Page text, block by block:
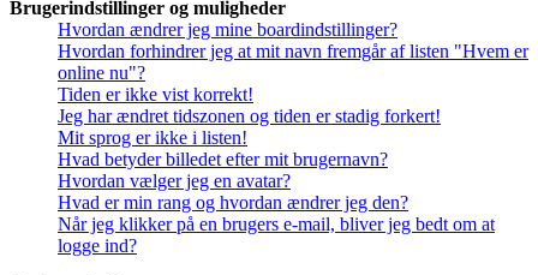
Brugerindstillinger og muligheder
Hvordan ændrer jeg mine boardindstillinger?
Hvordan forhindrer jeg at mit navn fremgår af listen "Hvem er
online nu"?
Tiden er ikke vist korrekt!
Jeg har ændret tidszonen og tiden er stadig forkert!
Mit sprog er ikke i listen!
Hvad betyder billedet efter mit brugernavn?
Hvordan vælger jeg en avatar?
Hvad er min rang og hvordan ændrer jeg den?
Når jeg klikker på en brugers e-mail, bliver jeg bedt om at
logge ind?